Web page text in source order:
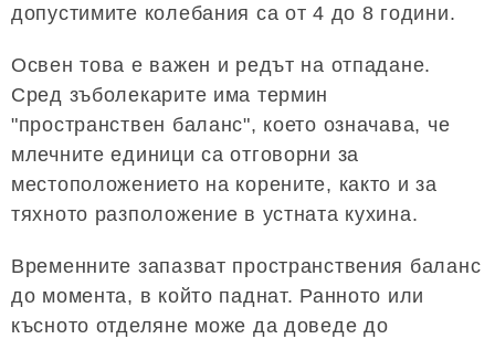
допустимите колебания са от 4 до 8 години.
Освен това е важен и редът на отпадане.
Сред зъболекарите има термин
"пространствен баланс", което означава, че
млечните единици са отговорни за
местоположението на корените, както и за
тяхното разположение в устната кухина.
Временните запазват пространствения баланс
до момента, в който паднат. Ранното или
късното отделяне може да доведе до